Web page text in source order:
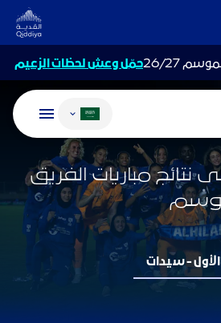
26/27 حمّل وعش لحظات الزعيم
تغيير اللغة
نتائج مباريات الفريق
- سيدات